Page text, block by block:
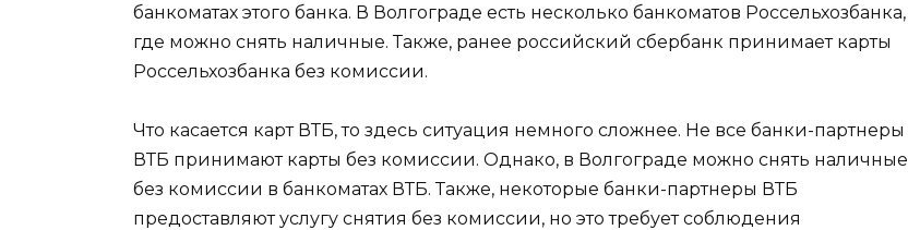
банкоматах этого банка. В Волгограде есть несколько банкоматов Россельхозбанка,
где можно снять наличные. Также, ранее российский сбербанк принимает карты
Россельхозбанка без комиссии.
Что касается карт ВТБ, то здесь ситуация немного сложнее. Не все банки-партнеры
ВТБ принимают карты без комиссии. Однако, в Волгограде можно снять наличные
без комиссии в банкоматах ВТБ. Также, некоторые банки-партнеры ВТБ
предоставляют услугу снятия без комиссии, но это требует соблюдения